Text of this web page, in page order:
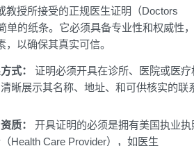
教授所接受的正规医生证明（Doctors
单的纸条。它必须具备专业性和权威性
以确保其真实可信。
式：
证明必须开具在诊所、医院或医疗
晰展示其名称、地址、和可供核实的联
质：
开具证明的必须是拥有美国执业执
Health Care Provider），如医生